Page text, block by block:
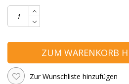
ZUM WARENKORB
Zur Wunschliste hinzufügen